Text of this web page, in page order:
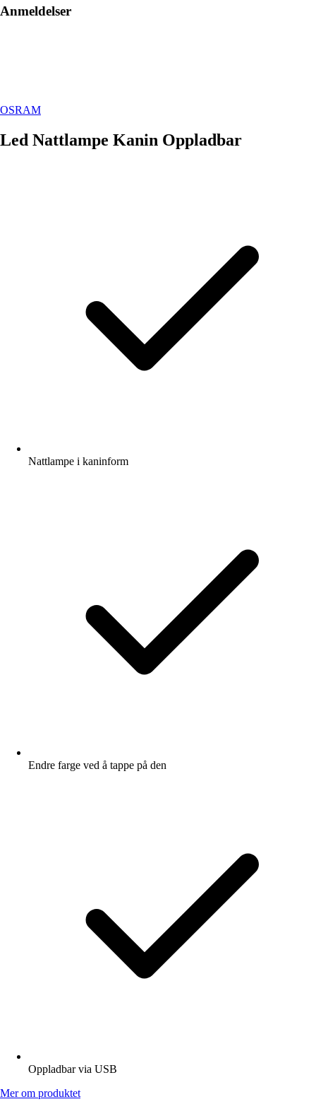
Anmeldelser
OSRAM
Led Nattlampe Kanin Oppladbar
Nattlampe i kaninform
Endre farge ved å tappe på den
Oppladbar via USB
Mer om produktet